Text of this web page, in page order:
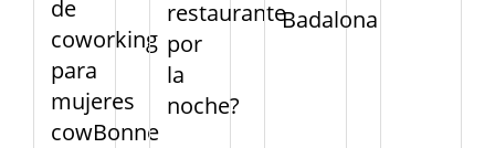
de
coworking
para
mujeres
cowBonne
restaurante
por
la
noche?
Badalona